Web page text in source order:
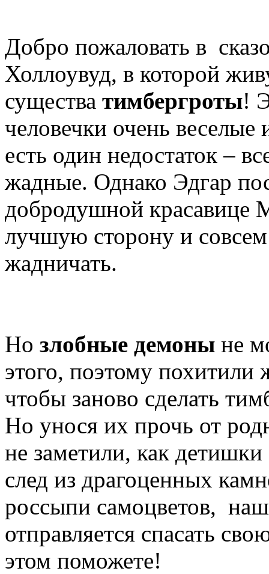
Добро пожаловать в
Холлоувуд, в которой
существа тимбергроты!
человечки очень
есть один недостаток –
жадные. Однако Эдгар
добродушной красавице
лучшую сторону и совсем
жадничать.
Но злобные демоны не
этого, поэтому похитили
чтобы заново сделать
Но унося их прочь от
не заметили, как детишки
след из драгоценных
россыпи самоцветов,
отправляется спасать
этом поможете!